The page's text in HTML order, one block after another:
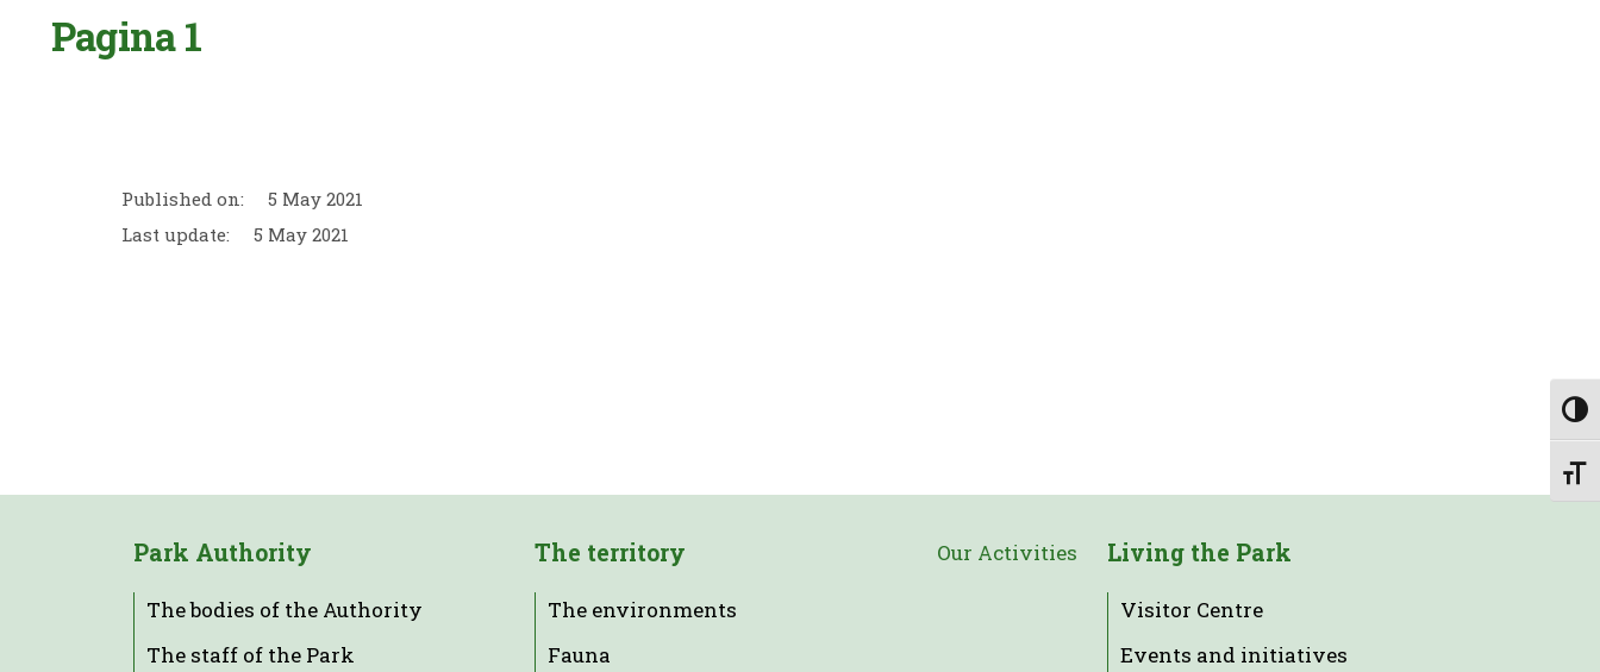
Pagina 1
Published on:
5 May 2021
Last update:
5 May 2021
Park Authority
The bodies of the Authority
The staff of the Park
The territory
The environments
Fauna
Our Activities Living the Park
Visitor Centre
Events and initiatives